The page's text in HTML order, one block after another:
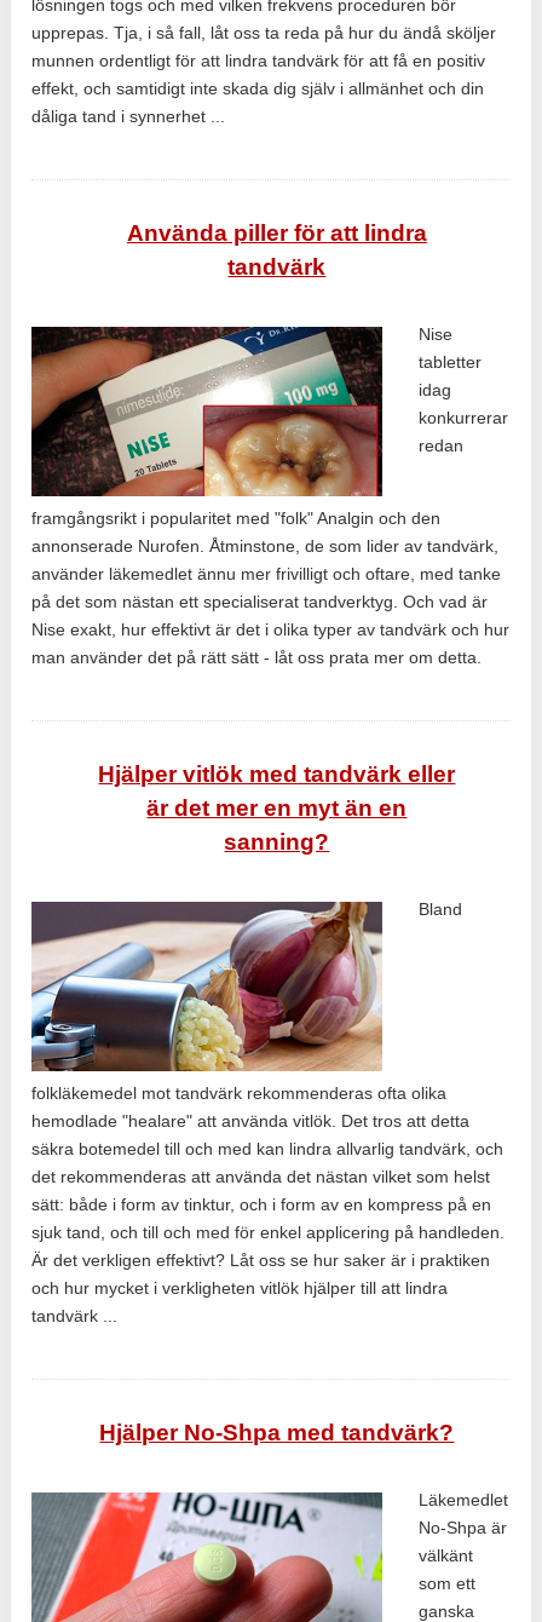
lösningen togs och med vilken frekvens proceduren bör
upprepas. Tja, i så fall, låt oss ta reda på hur du ändå sköljer
munnen ordentligt för att lindra tandvärk för att få en positiv
effekt, och samtidigt inte skada dig själv i allmänhet och din
dåliga tand i synnerhet ...
Använda piller för att lindra
tandvärk
Nise
tabletter
idag
konkurrerar
redan
framgångsrikt i popularitet med "folk" Analgin och den
annonserade Nurofen. Åtminstone, de som lider av tandvärk,
använder läkemedlet ännu mer frivilligt och oftare, med tanke
på det som nästan ett specialiserat tandverktyg. Och vad är
Nise exakt, hur effektivt är det i olika typer av tandvärk och hur
man använder det på rätt sätt - låt oss prata mer om detta.
Hjälper vitlök med tandvärk eller
är det mer en myt än en
sanning?
Bland
folkläkemedel mot tandvärk rekommenderas ofta olika
hemodlade "healare" att använda vitlök. Det tros att detta
säkra botemedel till och med kan lindra allvarlig tandvärk, och
det rekommenderas att använda det nästan vilket som helst
sätt: både i form av tinktur, och i form av en kompress på en
sjuk tand, och till och med för enkel applicering på handleden.
Är det verkligen effektivt? Låt oss se hur saker är i praktiken
och hur mycket i verkligheten vitlök hjälper till att lindra
tandvärk ...
Hjälper No-Shpa med tandvärk?
Läkemedlet
No-Shpa är
välkänt
som ett
ganska